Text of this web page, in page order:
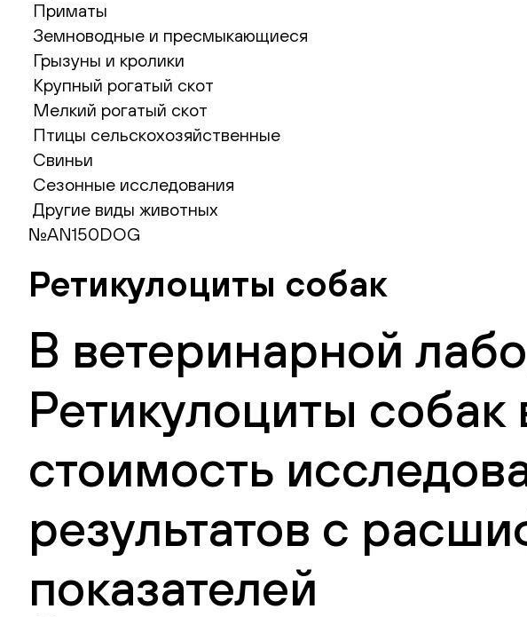
Приматы
Земноводные и пресмыкающиеся
Грызуны и кролики
Крупный рогатый скот
Мелкий рогатый скот
Птицы сельскохозяйственные
Свиньи
Сезонные исследования
Другие виды животных
№AN150DOG
Ретикулоциты собак
В ветеринарной
Ретикулоциты собак
стоимость
результатов с
показателей